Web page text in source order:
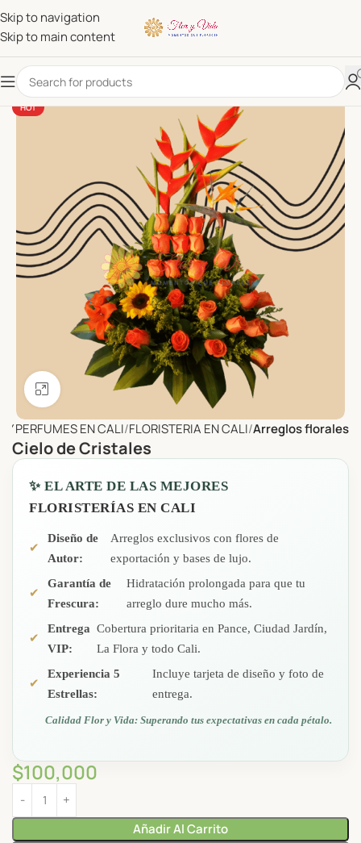
Skip to navigation
Skip to main content
HOT
Click to enlarge
Y PERFUMES EN CALI FLORISTERIA EN CALI Arreglos florales
Cielo de Cristales
✨ EL ARTE DE LAS MEJORES
FLORISTERÍAS EN CALI
✔
Diseño de
Autor:
Arreglos exclusivos con flores de
exportación y bases de lujo.
✔
Garantía de
Frescura:
Hidratación prolongada para que tu
arreglo dure mucho más.
✔
Entrega
VIP:
Cobertura prioritaria en Pance, Ciudad Jardín,
La Flora y todo Cali.
✔
Experiencia 5
Estrellas:
Incluye tarjeta de diseño y foto de
entrega.
Calidad Flor y Vida: Superando tus expectativas en cada pétalo.
$100,000
Añadir Al Carrito